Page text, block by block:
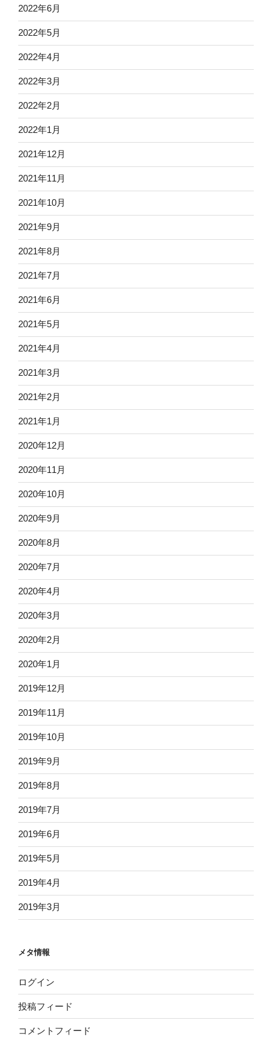
2022年6月
2022年5月
2022年4月
2022年3月
2022年2月
2022年1月
2021年12月
2021年11月
2021年10月
2021年9月
2021年8月
2021年7月
2021年6月
2021年5月
2021年4月
2021年3月
2021年2月
2021年1月
2020年12月
2020年11月
2020年10月
2020年9月
2020年8月
2020年7月
2020年4月
2020年3月
2020年2月
2020年1月
2019年12月
2019年11月
2019年10月
2019年9月
2019年8月
2019年7月
2019年6月
2019年5月
2019年4月
2019年3月
メタ情報
ログイン
投稿フィード
コメントフィード